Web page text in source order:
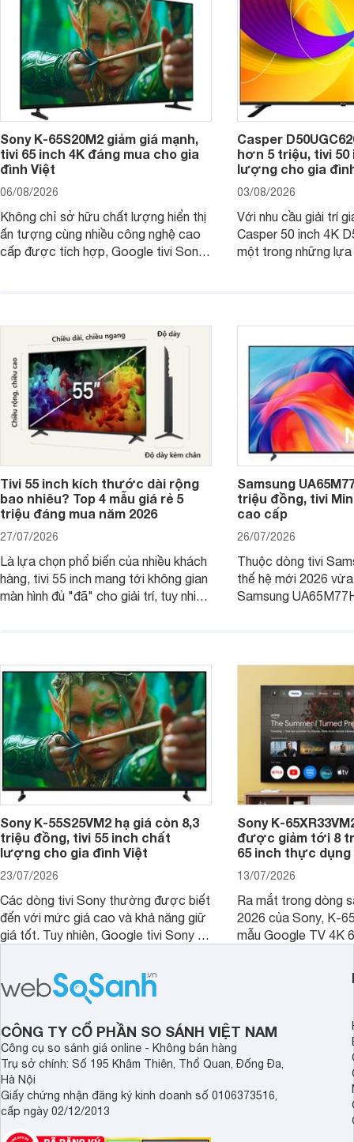
Sony K-65S20M2 giảm giá mạnh,
tivi 65 inch 4K đáng mua cho gia
đình Việt
06/08/2026
Không chỉ sở hữu chất lượng hiển thị
ấn tượng cùng nhiều công nghệ cao
cấp được tích hợp, Google tivi Sony
Casper
hơn 5 triệu, tivi 50
lượng cho gia
03/08/2026
Với nhu cầu giải trí
Casper 50 inch 4K
một trong những lựa
Tivi 55 inch kích thước dài rộng
bao nhiêu? Top 4 mẫu giá rẻ 5
triệu đáng mua năm 2026
27/07/2026
Là lựa chọn phổ biến của nhiều khách
hàng, tivi 55 inch mang tới không gian
màn hình đủ "đã" cho giải trí, tuy nhiên
dùng cho phòng bao nhiêu m2?
Samsung
triệu đồng, tivi
cao cấp
26/07/2026
Thuộc dòng tivi
thế hệ mới 2026
Samsung
Sony K-55S25VM2 hạ giá còn 8,3
triệu đồng, tivi 55 inch chất
lượng cho gia đình Việt
23/07/2026
Các dòng tivi Sony thường được biết
đến với mức giá cao và khả năng giữ
giá tốt. Tuy nhiên, Google tivi Sony 55
hợp đáng chú ý khi có mức giá dễ
tiếp cận hơn dù mới ra mắt trong năm
Sony K-
được giảm tới 8
65 inch thực
13/07/2026
Ra mắt trong dòng
2026 của Sony, K-
mẫu Google TV 4K
tảng Google TV
nghệ hỗ trợ nâng
CÔNG TY CỔ PHẦN SO SÁNH VIỆT NAM
Công cụ so sánh giá online - Không bán hàng
Trụ sở chính: Số 195 Khâm Thiên, Thổ Quan, Đống Đa,
Hà Nội
Giấy chứng nhận đăng ký kinh doanh số 0106373516,
cấp ngày 02/12/2013